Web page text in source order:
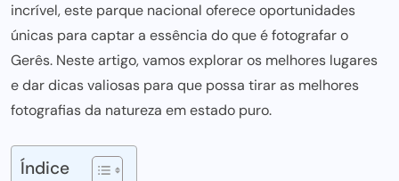
incrível, este parque nacional oferece oportunidades
únicas para captar a essência do que é fotografar o
Gerês. Neste artigo, vamos explorar os melhores lugares
e dar dicas valiosas para que possa tirar as melhores
fotografias da natureza em estado puro.
Índice